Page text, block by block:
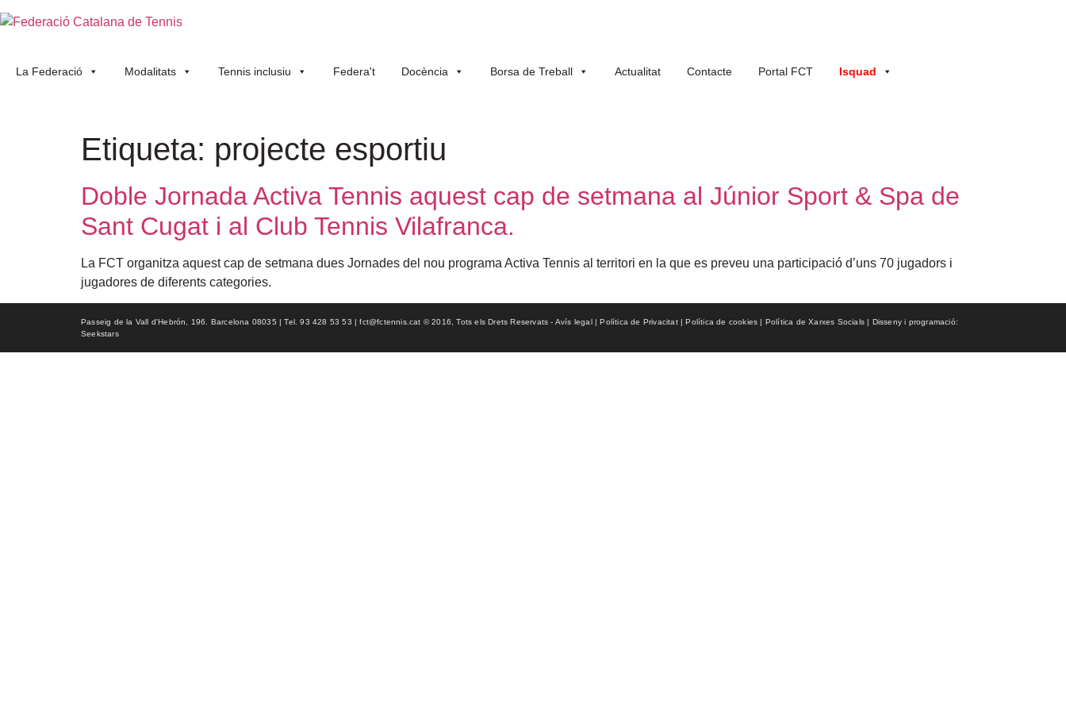
La Federació Modalitats Tennis inclusiu Federa't Docència Borsa de Treball Actualitat Contacte Portal FCT Isquad
Etiqueta: projecte esportiu
Doble Jornada Activa Tennis aquest cap de setmana al Júnior Sport & Spa de
Sant Cugat i al Club Tennis Vilafranca.
La FCT organitza aquest cap de setmana dues Jornades del nou programa Activa Tennis al territori en la que es preveu una participació d’uns 70 jugadors i
jugadores de diferents categories.
Passeig de la Vall d'Hebrón, 196. Barcelona 08035 | Tel. 93 428 53 53 | fct@fctennis.cat © 2016, Tots els Drets Reservats - Avís legal | Política de Privacitat | Política de cookies | Política de Xarxes Socials | Disseny i programació:
Seekstars